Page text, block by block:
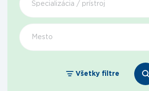
Špecializácia / prístroj
Mesto
Všetky filtre